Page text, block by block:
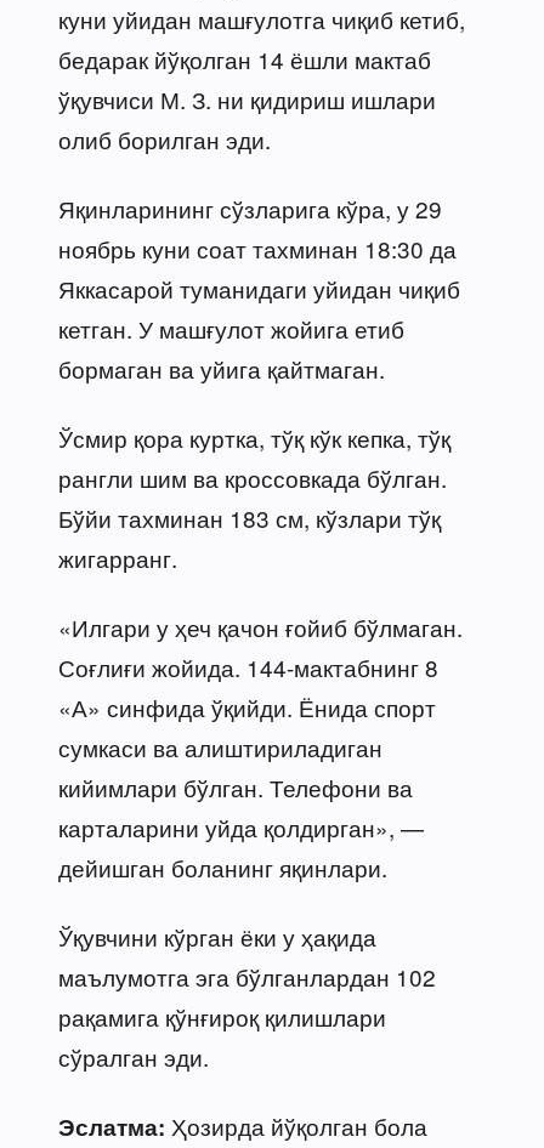
куни уйидан машғулотга чиқиб кетиб,
бедарак йўқолган 14 ёшли мактаб
ўқувчиси М. З. ни қидириш ишлари
олиб борилган эди.
Яқинларининг сўзларига кўра, у 29
ноябрь куни соат тахминан 18:30 да
Яккасарой туманидаги уйидан чиқиб
кетган. У машғулот жойига етиб
бормаган ва уйига қайтмаган.
Ўсмир қора куртка, тўқ кўк кепка, тўқ
рангли шим ва кроссовкада бўлган.
Бўйи тахминан 183 см, кўзлари тўқ
жигарранг.
«Илгари у ҳеч қачон ғойиб бўлмаган.
Соғлиғи жойида. 144-мактабнинг 8
«А» синфида ўқийди. Ёнида спорт
сумкаси ва алиштириладиган
кийимлари бўлган. Телефони ва
карталарини уйда қолдирган», —
дейишган боланинг яқинлари.
Ўқувчини кўрган ёки у ҳақида
маълумотга эга бўлганлардан 102
рақамига қўнғироқ қилишлари
сўралган эди.
Эслатма: Ҳозирда йўқолган бола